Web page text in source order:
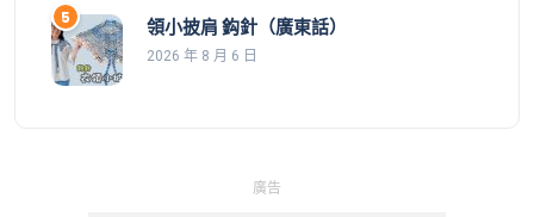
領小披肩 鈎針（廣東話）
2026 年 8 月 6 日
廣告